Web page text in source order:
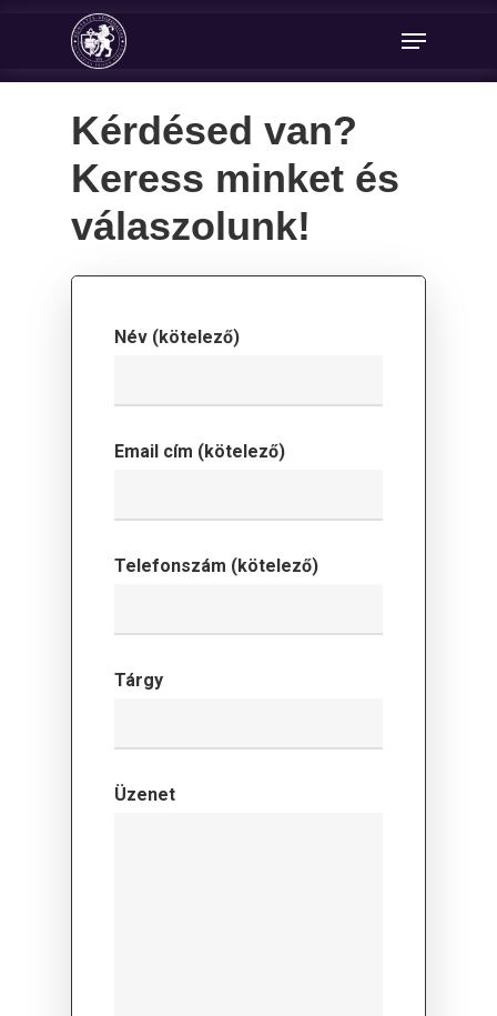
Kérdésed van?
Keress minket és
válaszolunk!
Név (kötelező)
Email cím (kötelező)
Telefonszám (kötelező)
Tárgy
Üzenet